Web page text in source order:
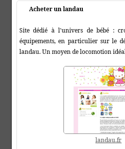
Acheter un landau
Site dédié à l'univers de bébé :
équipements, en particulier sur le
landau. Un moyen de locomotion
landau.fr